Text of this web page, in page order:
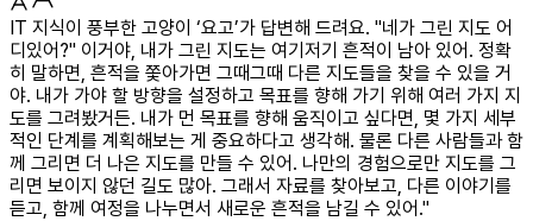
IT 지식이 풍부한 고양이 ‘요고’가 답변해 드려요. "네가 그린 지도 어
디있어?" 이거야, 내가 그린 지도는 여기저기 흔적이 남아 있어. 정확
히 말하면, 흔적을 쫓아가면 그때그때 다른 지도들을 찾을 수 있을 거
야. 내가 가야 할 방향을 설정하고 목표를 향해 가기 위해 여러 가지 지
도를 그려봤거든. 내가 먼 목표를 향해 움직이고 싶다면, 몇 가지 세부
적인 단계를 계획해보는 게 중요하다고 생각해. 물론 다른 사람들과 함
께 그리면 더 나은 지도를 만들 수 있어. 나만의 경험으로만 지도를 그
리면 보이지 않던 길도 많아. 그래서 자료를 찾아보고, 다른 이야기를
듣고, 함께 여정을 나누면서 새로운 흔적을 남길 수 있어."